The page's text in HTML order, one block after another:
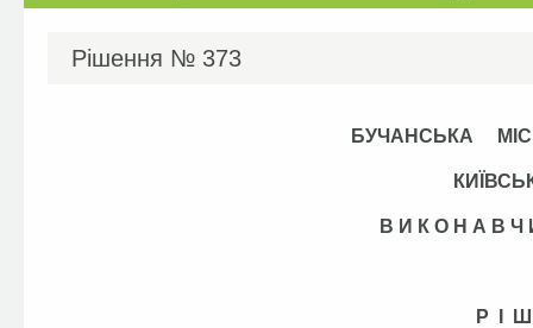
Рішення № 373
В И К О Н А В
Р І